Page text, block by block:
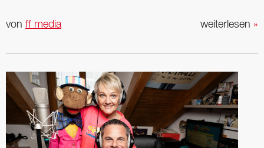
weiterlesen »
von ff media